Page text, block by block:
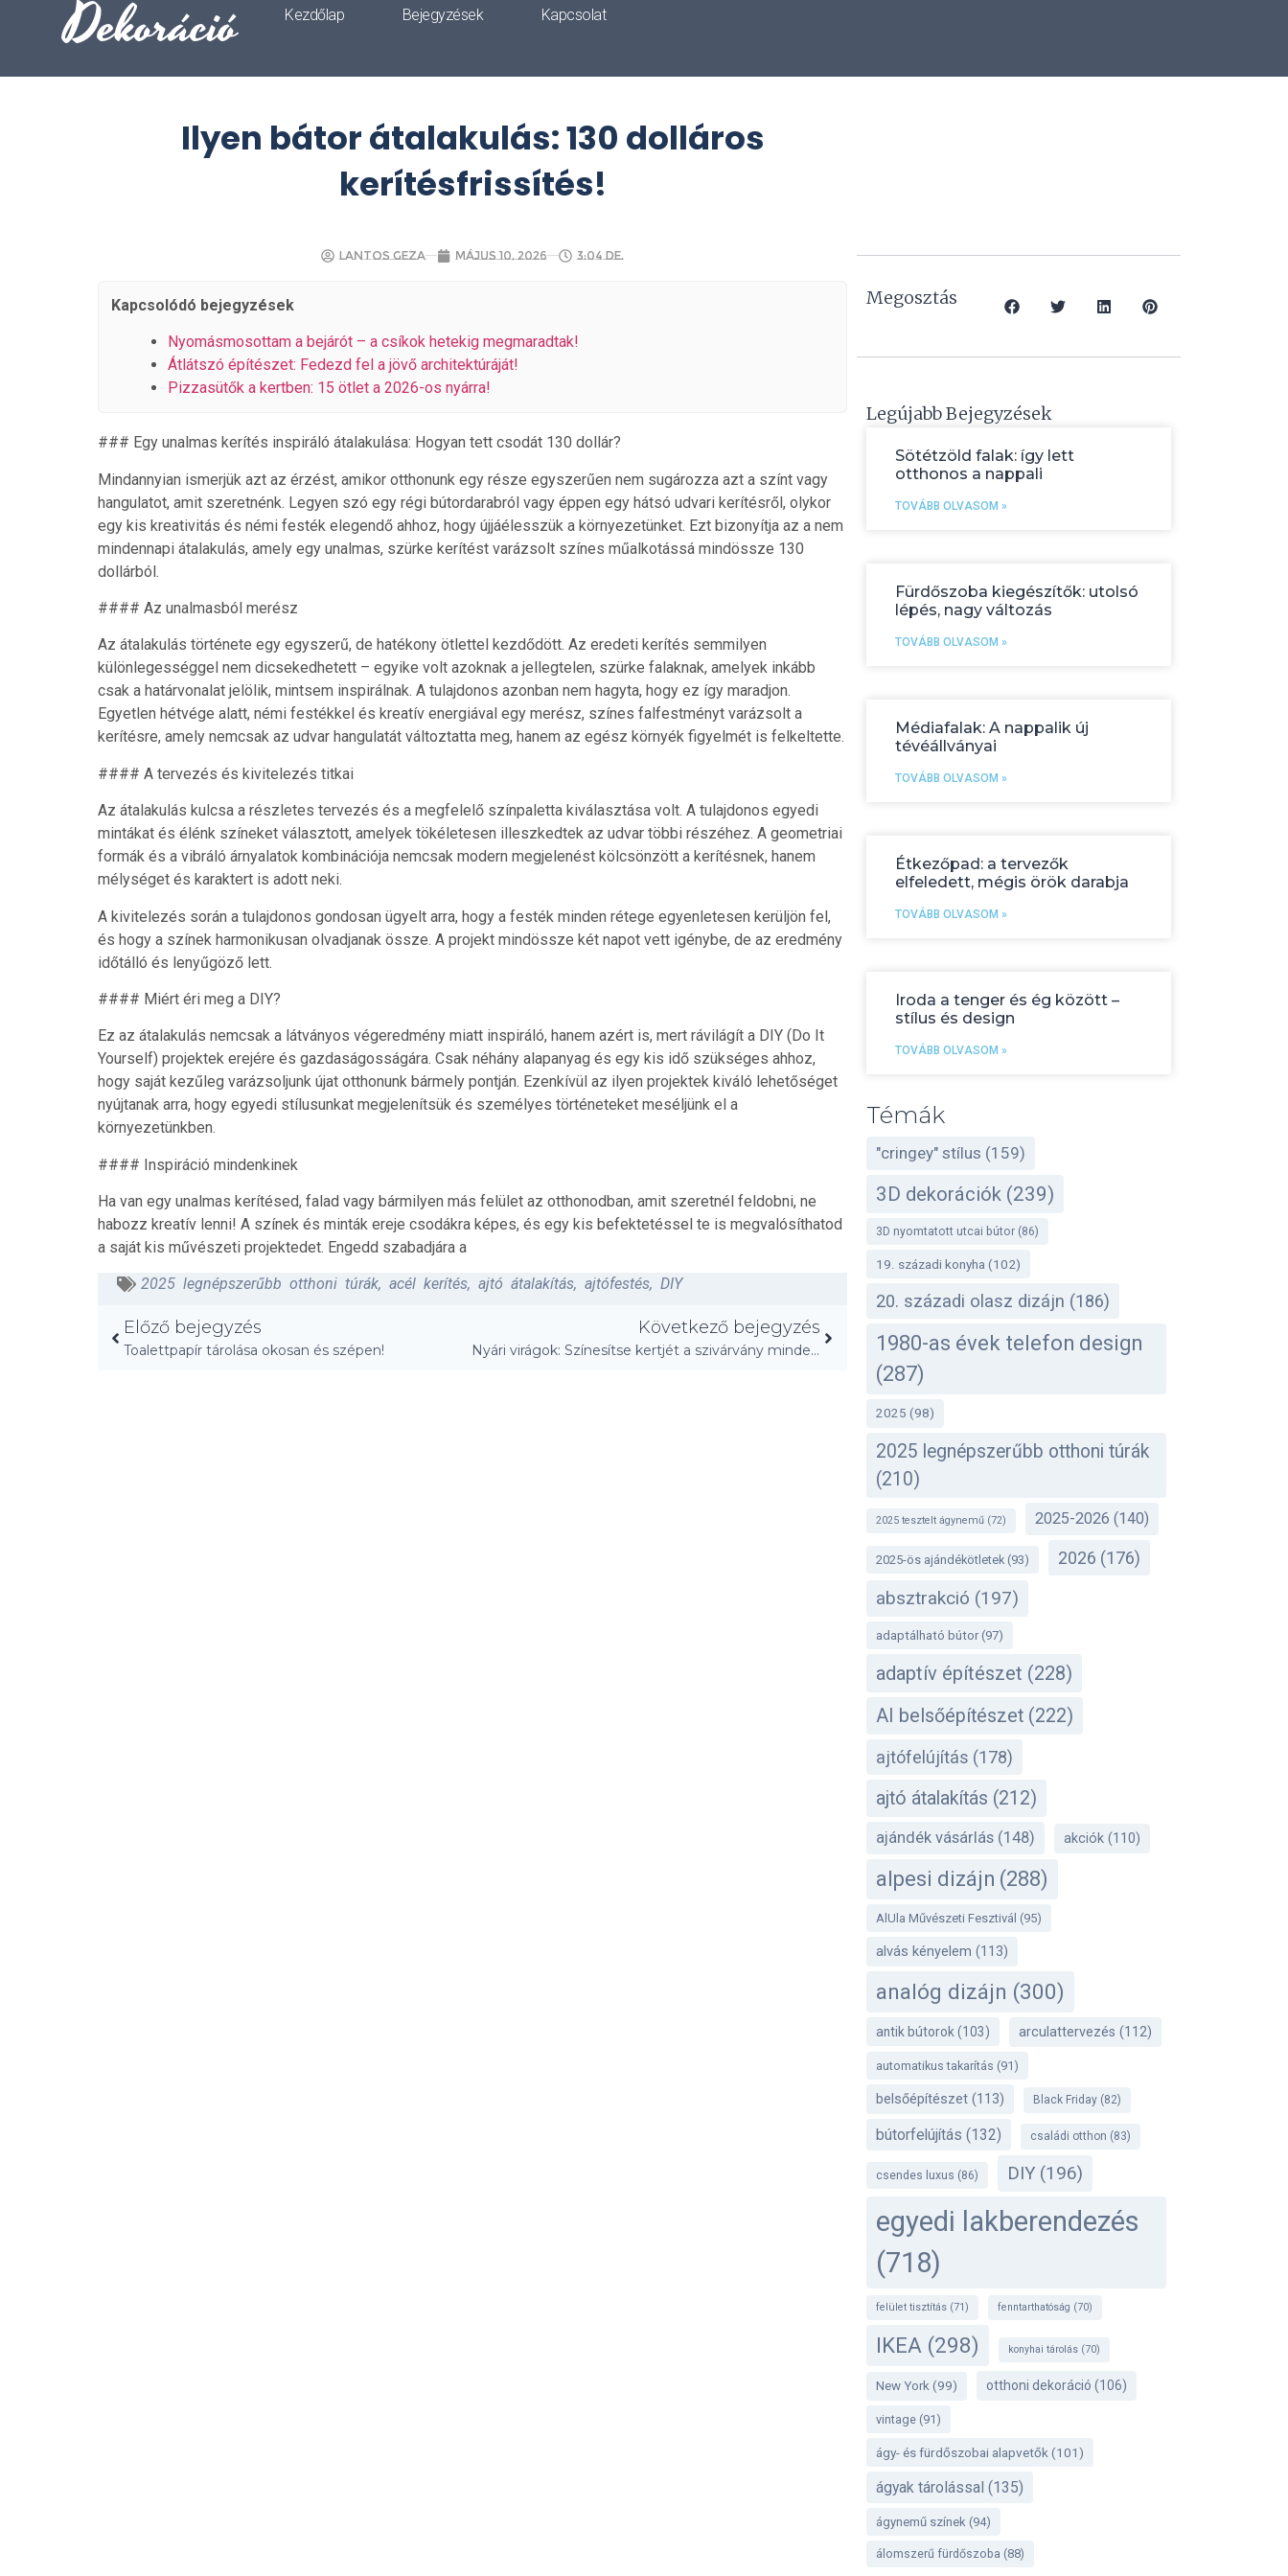
Dekoráció Kezdőlap Bejegyzések Kapcsolat
Ilyen bátor átalakulás: 130 dolláros
kerítésfrissítés!
Lantos Geza május 10, 2026 3:04 de.
Kapcsolódó bejegyzések
Nyomásmosottam a bejárót – a csíkok hetekig megmaradtak!
Átlátszó építészet: Fedezd fel a jövő architektúráját!
Pizzasütők a kertben: 15 ötlet a 2026-os nyárra!
### Egy unalmas kerítés inspiráló átalakulása: Hogyan tett csodát 130 dollár?
Mindannyian ismerjük azt az érzést, amikor otthonunk egy része egyszerűen nem sugározza azt a színt vagy
hangulatot, amit szeretnénk. Legyen szó egy régi bútordarabról vagy éppen egy hátsó udvari kerítésről, olykor
egy kis kreativitás és némi festék elegendő ahhoz, hogy újjáélesszük a környezetünket. Ezt bizonyítja az a nem
mindennapi átalakulás, amely egy unalmas, szürke kerítést varázsolt színes műalkotássá mindössze 130
dollárból.
#### Az unalmasból merész
Az átalakulás története egy egyszerű, de hatékony ötlettel kezdődött. Az eredeti kerítés semmilyen
különlegességgel nem dicsekedhetett – egyike volt azoknak a jellegtelen, szürke falaknak, amelyek inkább
csak a határvonalat jelölik, mintsem inspirálnak. A tulajdonos azonban nem hagyta, hogy ez így maradjon.
Egyetlen hétvége alatt, némi festékkel és kreatív energiával egy merész, színes falfestményt varázsolt a
kerítésre, amely nemcsak az udvar hangulatát változtatta meg, hanem az egész környék figyelmét is felkeltette.
#### A tervezés és kivitelezés titkai
Az átalakulás kulcsa a részletes tervezés és a megfelelő színpaletta kiválasztása volt. A tulajdonos egyedi
mintákat és élénk színeket választott, amelyek tökéletesen illeszkedtek az udvar többi részéhez. A geometriai
formák és a vibráló árnyalatok kombinációja nemcsak modern megjelenést kölcsönzött a kerítésnek, hanem
mélységet és karaktert is adott neki.
A kivitelezés során a tulajdonos gondosan ügyelt arra, hogy a festék minden rétege egyenletesen kerüljön fel,
és hogy a színek harmonikusan olvadjanak össze. A projekt mindössze két napot vett igénybe, de az eredmény
időtálló és lenyűgöző lett.
#### Miért éri meg a DIY?
Ez az átalakulás nemcsak a látványos végeredmény miatt inspiráló, hanem azért is, mert rávilágít a DIY (Do It
Yourself) projektek erejére és gazdaságosságára. Csak néhány alapanyag és egy kis idő szükséges ahhoz,
hogy saját kezűleg varázsoljunk újat otthonunk bármely pontján. Ezenkívül az ilyen projektek kiváló lehetőséget
nyújtanak arra, hogy egyedi stílusunkat megjelenítsük és személyes történeteket meséljünk el a
környezetünkben.
#### Inspiráció mindenkinek
Ha van egy unalmas kerítésed, falad vagy bármilyen más felület az otthonodban, amit szeretnél feldobni, ne
habozz kreatív lenni! A színek és minták ereje csodákra képes, és egy kis befektetéssel te is megvalósíthatod
a saját kis művészeti projektedet. Engedd szabadjára a
2025 legnépszerűbb otthoni túrák, acél kerítés, ajtó átalakítás, ajtófestés, DIY
Előző bejegyzés
Toalettpapír tárolása okosan és szépen!
Következő bejegyzés
Nyári virágok: Színesítse kertjét a szivárvány minden színével!
Megosztás
Legújabb Bejegyzések
Sötétzöld falak: így lett
otthonos a nappali
TOVÁBB OLVASOM »
Fürdőszoba kiegészítők: utolsó
lépés, nagy változás
TOVÁBB OLVASOM »
Médiafalak: A nappalik új
tévéállványai
TOVÁBB OLVASOM »
Étkezőpad: a tervezők
elfeledett, mégis örök darabja
TOVÁBB OLVASOM »
Iroda a tenger és ég között –
stílus és design
TOVÁBB OLVASOM »
Témák
"cringey" stílus (159)
3D dekorációk(239)
3D nyomtatott utcai bútor(86)
19. századi konyha (102)
20. századi olasz dizájn (186)
1980-as évek telefon design
(287)
2025 (98)
2025 legnépszerűbb otthoni túrák
(210)
2025 tesztelt ágynemű(72) 2025-2026 (140)
2025-ös ajándékötletek(93) 2026 (176)
absztrakció (197)
adaptálható bútor(97)
adaptív építészet (228)
AI belsőépítészet(222)
ajtófelújítás (178)
ajtó átalakítás (212)
ajándék vásárlás(148) akciók(110)
alpesi dizájn (288)
AlUla Művészeti Fesztivál (95)
alvás kényelem (113)
analóg dizájn (300)
antik bútorok (103) arculattervezés (112)
automatikus takarítás (91)
belsőépítészet(113) Black Friday(82)
bútorfelújítás (132) családi otthon (83)
csendes luxus (86) DIY(196)
egyedi lakberendezés
(718)
felület tisztítás(71) fenntarthatóság (70)
IKEA (298) konyhai tárolás(70)
New York(99) otthoni dekoráció (106)
vintage(91)
ágy- és fürdőszobai alapvetők (101)
ágyak tárolással (135)
ágynemű színek(94)
álomszerű fürdőszoba (88)